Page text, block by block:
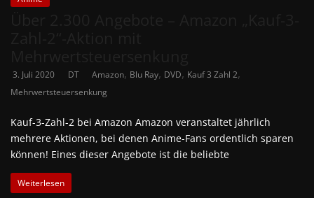
3. Juli 2020 DT Amazon, Blu Ray, DVD, Kauf 3 Zahl 2,
Mehrwertsteuersenkung
Kauf-3-Zahl-2 bei Amazon Amazon veranstaltet jährlich
mehrere Aktionen, bei denen Anime-Fans ordentlich sparen
können! Eines dieser Angebote ist die beliebte
Weiterlesen